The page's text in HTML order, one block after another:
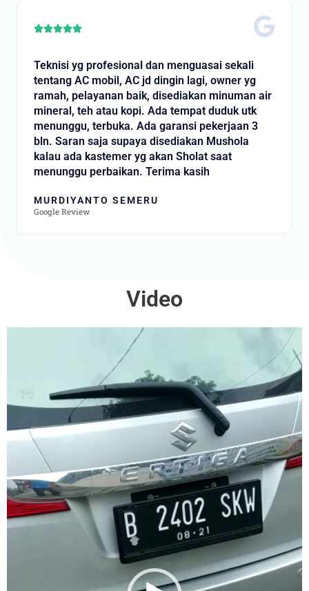
Rated
of
Teknisi yg profesional dan menguasai sekali
tentang AC mobil, AC jd dingin lagi, owner yg
ramah, pelayanan baik, disediakan minuman air
mineral, teh atau kopi. Ada tempat duduk utk
menunggu, terbuka. Ada garansi pekerjaan 3
bln. Saran saja supaya disediakan Mushola
kalau ada kastemer yg akan Sholat saat
menunggu perbaikan. Terima kasih
MURDIYANTO SEMERU
Google Review
Video